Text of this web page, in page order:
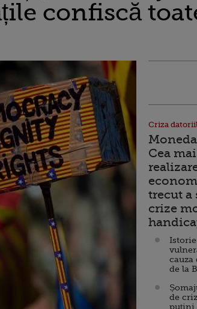
confiscă
Criza
Cea
trecut
crize
de la
de
puțini